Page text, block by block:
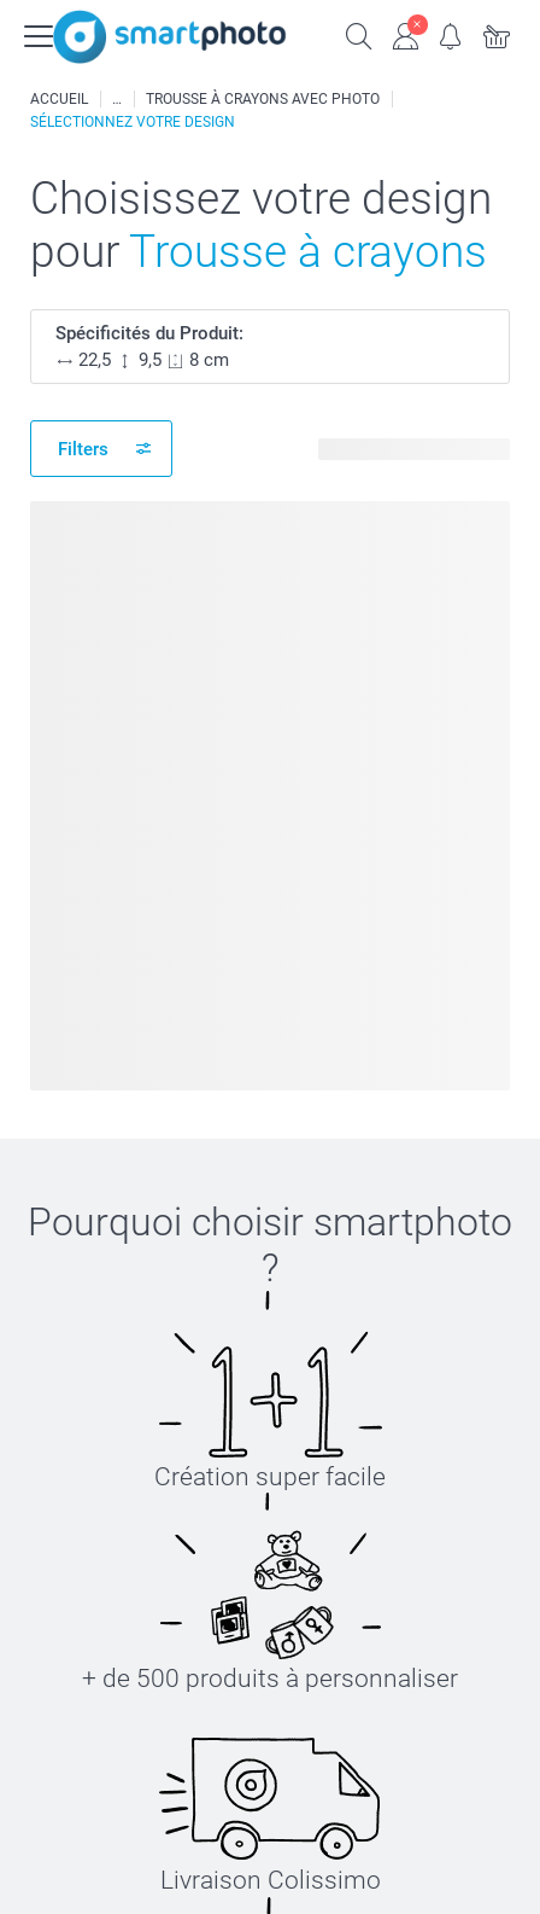
ACCUEIL
TROUSSE À CRAYONS AVEC PHOTO
SÉLECTIONNEZ VOTRE DESIGN
Choisissez votre design
pour Trousse à crayons
Spécificités du Produit:
22,5
9,5 8 cm
Filters
Pourquoi choisir smartphoto
?
Création super facile
+ de 500 produits à personnaliser
Livraison Colissimo